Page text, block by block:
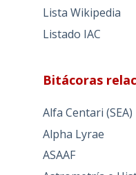
Lista Wikipedia
Listado IAC
Bitácoras
Alfa Centari (SEA)
Alpha Lyrae
ASAAF